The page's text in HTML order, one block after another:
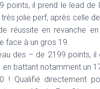
points, il prend le lead de
jolie perf, après celle
réussite en revanche
face à un gros 19.
des – de 2199 points, il
battant notamment un
! Qualifié directement